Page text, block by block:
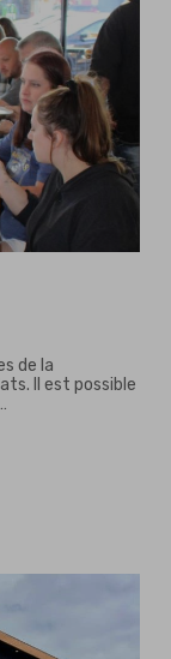
de la
Il est possible